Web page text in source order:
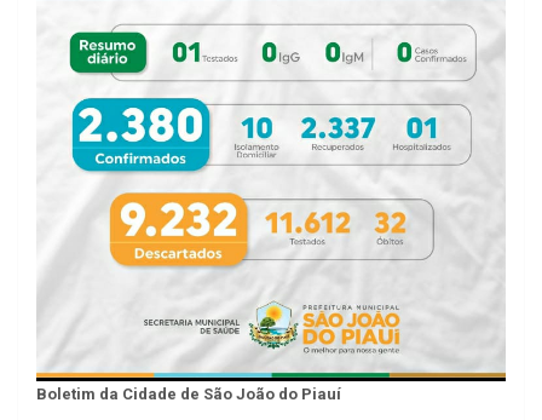
Boletim da Cidade de São João do Piauí